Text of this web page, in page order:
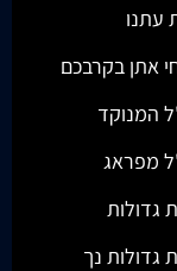
עתנו
אתן בקרבכם
המנוקד
מפראג
גדולות
גדולות נך